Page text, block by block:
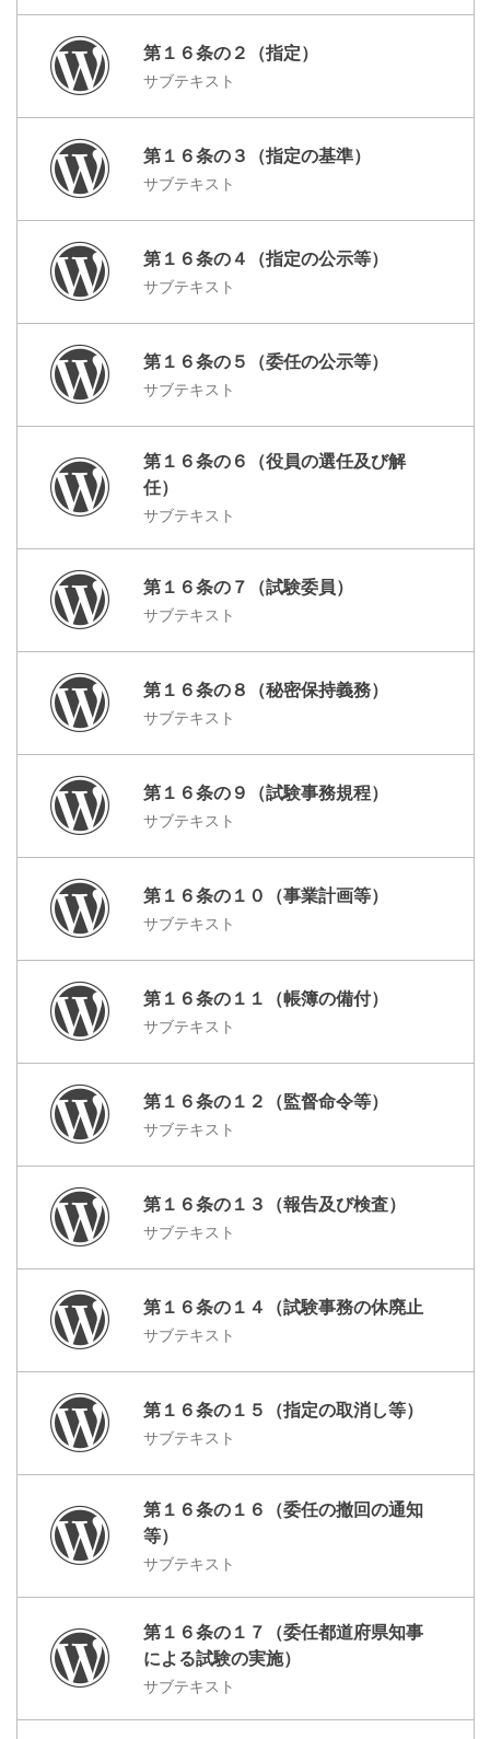
第１６条の２（指定）
サブテキスト
第１６条の３（指定の基準）
サブテキスト
第１６条の４（指定の公示等）
サブテキスト
第１６条の５（委任の公示等）
サブテキスト
第１６条の６（役員の選任及び解
任）
サブテキスト
第１６条の７（試験委員）
サブテキスト
第１６条の８（秘密保持義務）
サブテキスト
第１６条の９（試験事務規程）
サブテキスト
第１６条の１０（事業計画等）
サブテキスト
第１６条の１１（帳簿の備付）
サブテキスト
第１６条の１２（監督命令等）
サブテキスト
第１６条の１３（報告及び検査）
サブテキスト
第１６条の１４（試験事務の休廃止
サブテキスト
第１６条の１５（指定の取消し等）
サブテキスト
第１６条の１６（委任の撤回の通知
等）
サブテキスト
第１６条の１７（委任都道府県知事
による試験の実施）
サブテキスト